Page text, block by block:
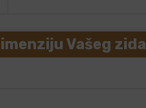
Vašeg zida